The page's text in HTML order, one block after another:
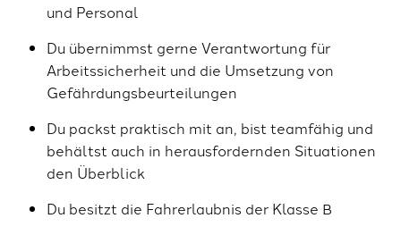
und Personal
Du übernimmst gerne Verantwortung für
Arbeitssicherheit und die Umsetzung von
Gefährdungsbeurteilungen
Du packst praktisch mit an, bist teamfähig und
behältst auch in herausfordernden Situationen
den Überblick
Du besitzt die Fahrerlaubnis der Klasse B